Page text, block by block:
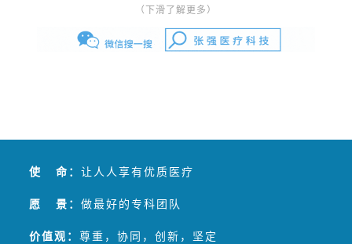
术—CHIVA国际认证的中国医生团队，同时属于国
家级静脉病专业委员会的主委单位，并负责主办
静脉病国家级医学继续教育项目。作为国际静脉
张强医生集团成功将传统下肢静脉曲张可能长达
诊治疗，目前下肢静脉曲张微创治疗已服务两万
余例。
使 命：让人人享有优质医疗
张强医生集团
了解我们
contact@drsmilehealth.com